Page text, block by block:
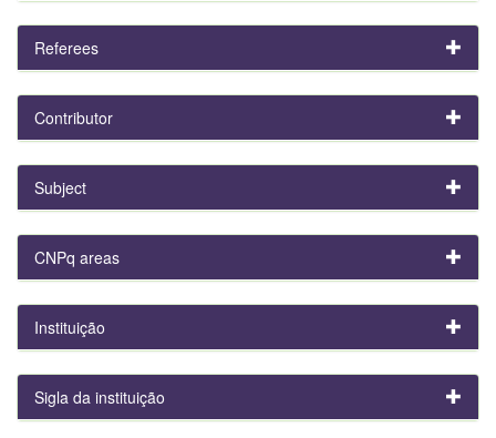
Referees
Contributor
Subject
CNPq areas
Instituição
Sigla da instituição